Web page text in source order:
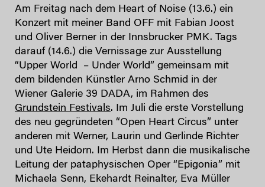
Am Freitag nach dem Heart of Noise (13.6.) ein
Konzert mit meiner Band OFF mit Fabian Joost
und Oliver Berner in der Innsbrucker PMK. Tags
darauf (14.6.) die Vernissage zur Ausstellung
“Upper World – Under World” gemeinsam mit
dem bildenden Künstler Arno Schmid in der
Wiener Galerie 39 DADA, im Rahmen des
Grundstein Festivals. Im Juli die erste Vorstellung
des neu gegründeten “Open Heart Circus” unter
anderen mit Werner, Laurin und Gerlinde Richter
und Ute Heidorn. Im Herbst dann die musikalische
Leitung der pataphysischen Oper “Epigonia” mit
Michaela Senn, Ekehardt Reinalter, Eva Müller